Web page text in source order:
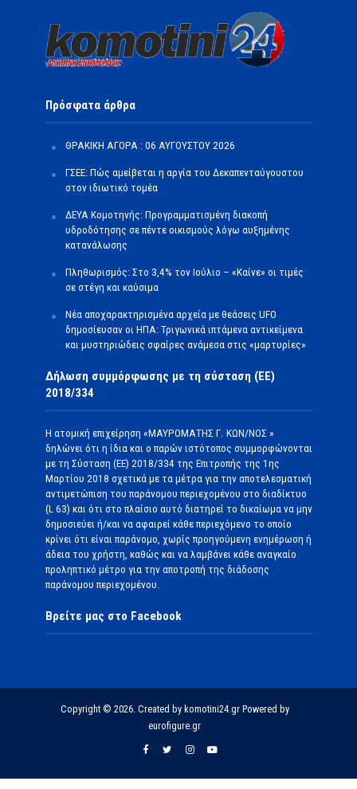
Πρόσφατα άρθρα
ΘΡΑΚΙΚΗ ΑΓΟΡΑ : 06 ΑΥΓΟΥΣΤΟΥ 2026
ΓΣΕΕ: Πώς αμείβεται η αργία του Δεκαπενταύγουστου
στον ιδιωτικό τομέα
ΔΕΥΑ Κομοτηνής: Προγραμματισμένη διακοπή
υδροδότησης σε πέντε οικισμούς λόγω αυξημένης
κατανάλωσης
Πληθωρισμός: Στο 3,4% τον Ιούλιο – «Καίνε» οι τιμές
σε στέγη και καύσιμα
Νέα αποχαρακτηρισμένα αρχεία με θεάσεις UFO
δημοσίευσαν οι ΗΠΑ: Τριγωνικά ιπτάμενα αντικείμενα
και μυστηριώδεις σφαίρες ανάμεσα στις «μαρτυρίες»
Δήλωση συμμόρφωσης με τη σύσταση (ΕΕ)
2018/334
Η ατομική επιχείρηση «ΜΑΥΡΟΜΑΤΗΣ Γ. ΚΩΝ/ΝΟΣ »
δηλώνει ότι η ίδια και ο παρών ιστότοπος συμμορφώνονται
με τη Σύσταση (ΕΕ) 2018/334 της Επιτροπής της 1ης
Μαρτίου 2018 σχετικά με τα μέτρα για την αποτελεσματική
αντιμετώπιση του παράνομου περιεχομένου στο διαδίκτυο
(L 63) και ότι στο πλαίσιο αυτό διατηρεί το δικαίωμα να μην
δημοσιεύει ή/και να αφαιρεί κάθε περιεχόμενο το οποίο
κρίνει ότι είναι παράνομο, χωρίς προηγούμενη ενημέρωση ή
άδεια του χρήστη, καθώς και να λαμβάνει κάθε αναγκαίο
προληπτικό μέτρο για την αποτροπή της διάδοσης
παράνομου περιεχομένου.
Βρείτε μας στο Facebook
Copyright © 2026. Created by komotini24.gr Powered by
eurofigure.gr